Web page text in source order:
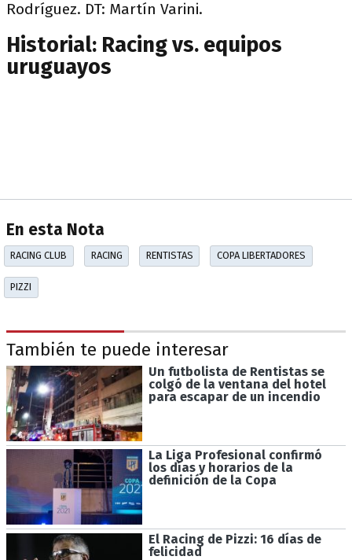
Rodríguez. DT: Martín Varini.
Historial: Racing vs. equipos
uruguayos
En esta Nota
RACING CLUB RACING RENTISTAS COPA LIBERTADORES
PIZZI
También te puede interesar
Un futbolista de Rentistas se
colgó de la ventana del hotel
para escapar de un incendio
La Liga Profesional confirmó
los días y horarios de la
definición de la Copa
El Racing de Pizzi: 16 días de
felicidad